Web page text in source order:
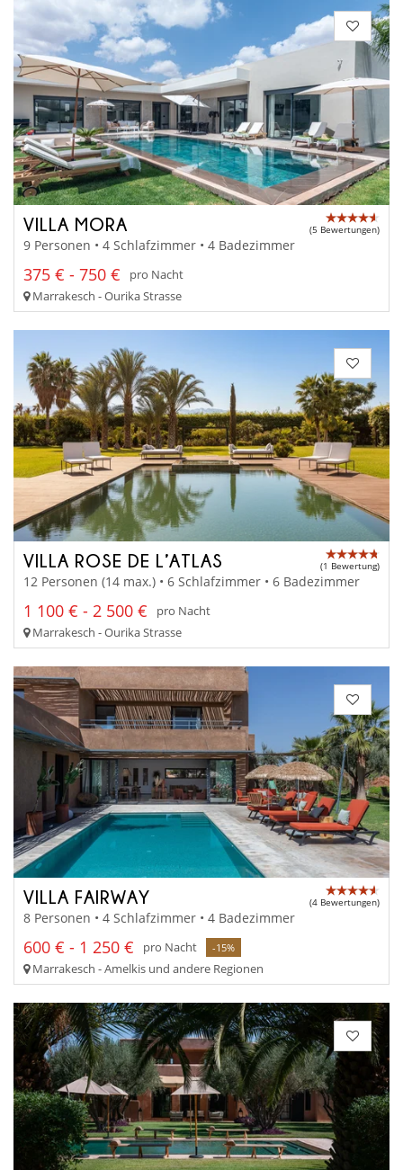
VILLA MORA (5 Bewertungen)
9 Personen • 4 Schlafzimmer • 4 Badezimmer
375 € - 750 €
pro Nacht
Marrakesch - Ourika Strasse
VILLA ROSE DE L’ATLAS (1 Bewertung)
12 Personen (14 max.) • 6 Schlafzimmer • 6 Badezimmer
1 100 € - 2 500 €
pro Nacht
Marrakesch - Ourika Strasse
VILLA FAIRWAY (4 Bewertungen)
8 Personen • 4 Schlafzimmer • 4 Badezimmer
600 € - 1 250 € pro Nacht -15%
Marrakesch - Amelkis und andere Regionen